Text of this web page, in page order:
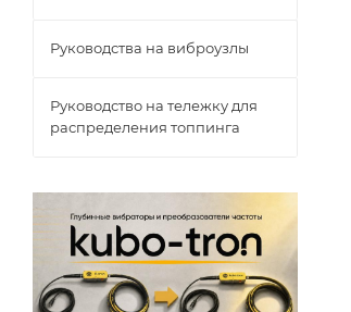
Руководства на виброузлы
Руководство на тележку для
распределения топпинга